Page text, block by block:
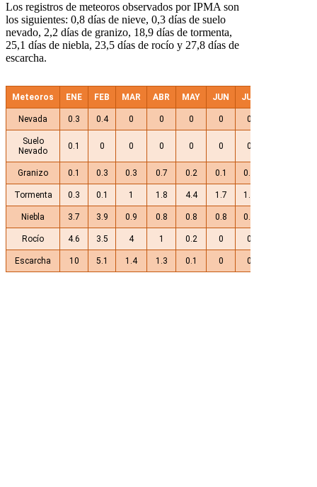
Los registros de meteoros observados por IPMA son
los siguientes: 0,8 días de nieve, 0,3 días de suelo
nevado, 2,2 días de granizo, 18,9 días de tormenta,
25,1 días de niebla, 23,5 días de rocío y 27,8 días de
escarcha.
Meteoros ENE FEB MAR ABR MAY JUN JUL
Nevada 0.3 0.4 0 0 0 0 0
Suelo
Nevado
0.1 0 0 0 0 0 0
Granizo 0.1 0.3 0.3 0.7 0.2 0.1 0.1
Tormenta 0.3 0.1 1 1.8 4.4 1.7 1.8
Niebla 3.7 3.9 0.9 0.8 0.8 0.8 0.4
Rocío 4.6 3.5 4 1 0.2 0 0
Escarcha 10 5.1 1.4 1.3 0.1 0 0